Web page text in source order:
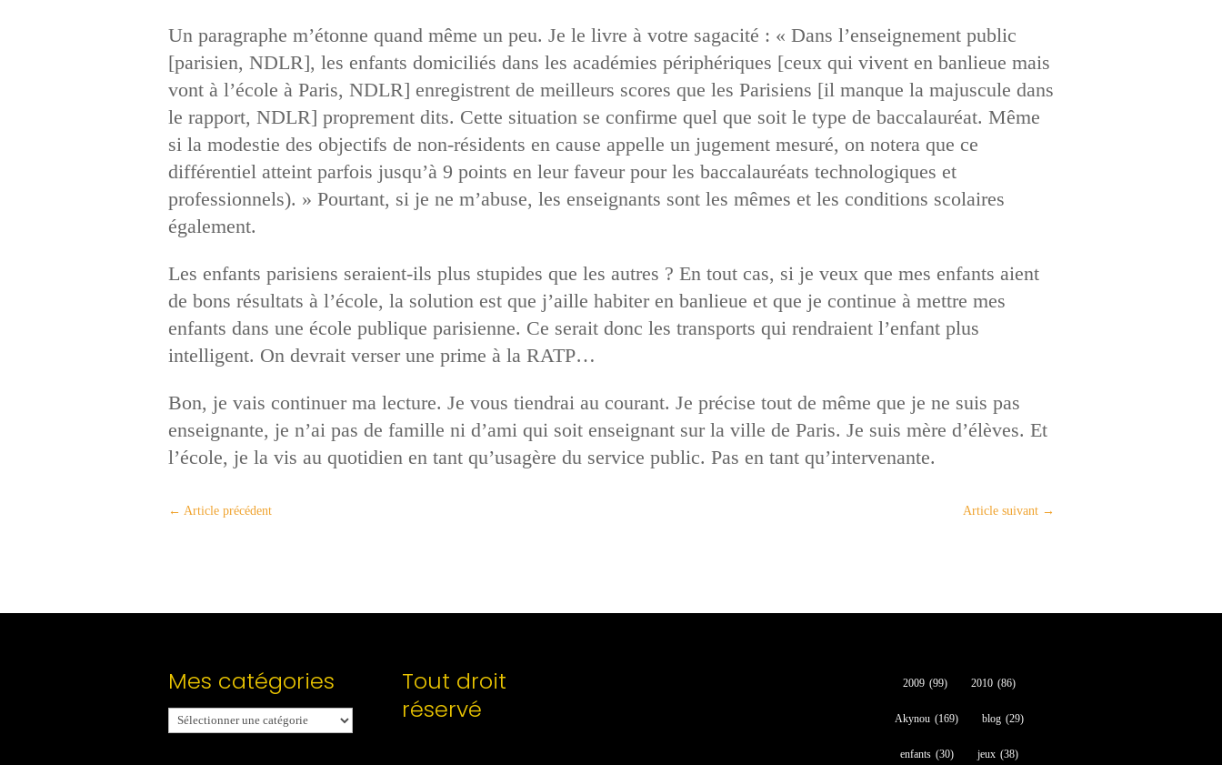
Un paragraphe m’étonne quand même un peu. Je le livre à votre sagacité : « Dans l’enseignement public
[parisien, NDLR], les enfants domiciliés dans les académies périphériques [ceux qui vivent en banlieue mais
vont à l’école à Paris, NDLR] enregistrent de meilleurs scores que les Parisiens [il manque la majuscule dans
le rapport, NDLR] proprement dits. Cette situation se confirme quel que soit le type de baccalauréat. Même
si la modestie des objectifs de non-résidents en cause appelle un jugement mesuré, on notera que ce
différentiel atteint parfois jusqu’à 9 points en leur faveur pour les baccalauréats technologiques et
professionnels). » Pourtant, si je ne m’abuse, les enseignants sont les mêmes et les conditions scolaires
également.
Les enfants parisiens seraient-ils plus stupides que les autres ? En tout cas, si je veux que mes enfants aient
de bons résultats à l’école, la solution est que j’aille habiter en banlieue et que je continue à mettre mes
enfants dans une école publique parisienne. Ce serait donc les transports qui rendraient l’enfant plus
intelligent. On devrait verser une prime à la RATP…
Bon, je vais continuer ma lecture. Je vous tiendrai au courant. Je précise tout de même que je ne suis pas
enseignante, je n’ai pas de famille ni d’ami qui soit enseignant sur la ville de Paris. Je suis mère d’élèves. Et
l’école, je la vis au quotidien en tant qu’usagère du service public. Pas en tant qu’intervenante.
← Article précédent Article suivant→
Mes catégories
Mes
catégories
Tout droit
réservé
2009 (99) 2010 (86)
Akynou (169) blog (29)
enfants (30) jeux (38)